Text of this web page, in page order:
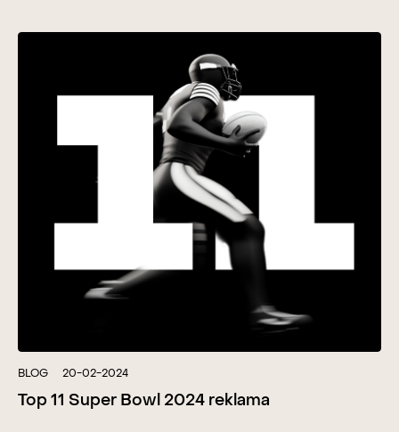
BLOG 20-02-2024
Top 11 Super Bowl 2024 reklama